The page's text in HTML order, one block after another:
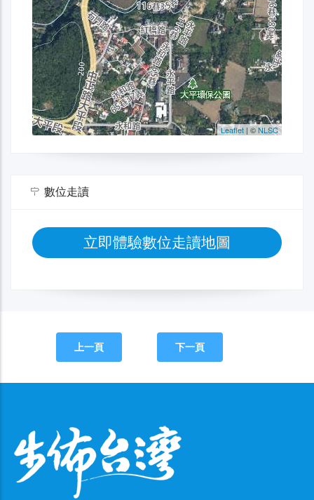
數位走讀
立即體驗數位走讀地圖
上一頁 下一頁